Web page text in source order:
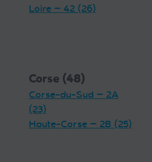
Loire — 42 (26)
Corse (48)
Corse-du-Sud — 2A
(23)
Haute-Corse — 2B (25)